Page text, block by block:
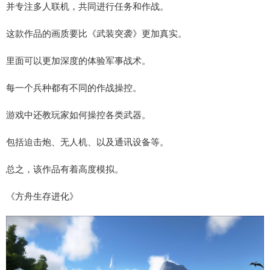
并专注多人联机，共同进行任务和作战。
这款作品的画质要比《武装突袭》更加真实。
里面可以更加深度的体验军事战术。
每一个兵种都有不同的作战操控。
游戏中还教玩家如何操控各类武器。
包括迫击炮、无人机、以及通讯设备等。
总之，该作品有着高度模拟。
《方舟生存进化》